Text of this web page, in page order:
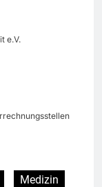
e.V.
Medizin